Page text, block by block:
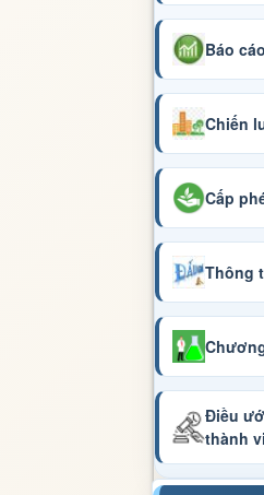
Báo
Chiến
Cấp
Thông
Điều
thành